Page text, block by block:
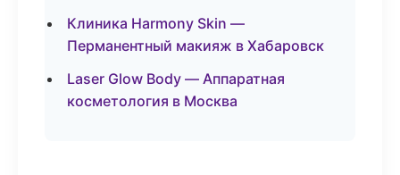
Клиника Harmony Skin —
Перманентный макияж в Хабаровск
Laser Glow Body — Аппаратная
косметология в Москва